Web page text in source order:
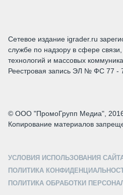
Сетевое издание igrader.ru
службе по надзору в сфере
технологий и массовых
Реестровая запись ЭЛ № ФС 77 -
© ООО "ПромоГрупп Медиа",
Копирование материалов
УСЛОВИЯ ИСПОЛЬЗОВАНИЯ
ПОЛИТИКА
ПОЛИТИКА ОБРАБОТКИ